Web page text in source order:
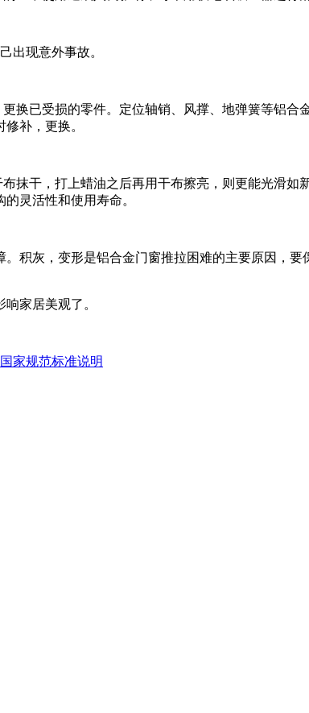
出现意外事故。
换已受损的零件。定位轴销、风撑、地弹簧等铝合
补，更换。
抹干，打上蜡油之后再用干布擦亮，则更能光滑如
灵活性和使用寿命。
积灰，变形是铝合金门窗推拉困难的主要原因，
家居美观了。
家规范标准说明